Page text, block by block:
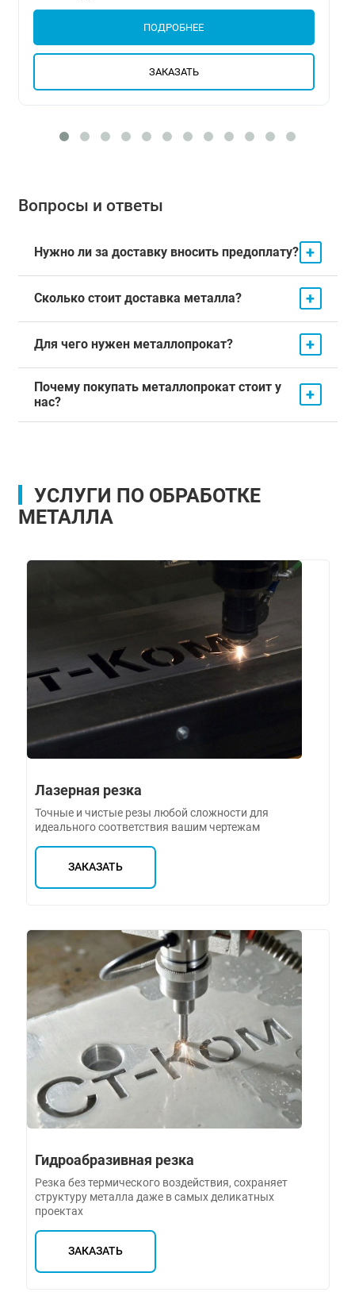
ПОДРОБНЕЕ
ЗАКАЗАТЬ
Вопросы и ответы
Нужно ли за доставку вносить предоплату? +
Сколько стоит доставка металла? +
Для чего нужен металлопрокат? +
Почему покупать металлопрокат стоит у
нас?
+
УСЛУГИ ПО ОБРАБОТКЕ
МЕТАЛЛА
Лазерная резка
Точные и чистые резы любой сложности для
идеального соответствия вашим чертежам
ЗАКАЗАТЬ
Гидроабразивная резка
Резка без термического воздействия, сохраняет
структуру металла даже в самых деликатных
проектах
ЗАКАЗАТЬ